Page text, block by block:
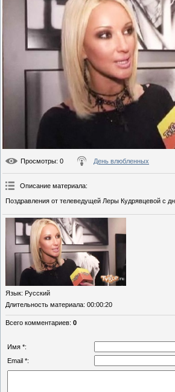
Просмотры: 0 День влюбленных
Описание материала:
Поздравления от телеведущей Леры Кудрявцевой с
Язык: Русский
Длительность материала: 00:00:20
Всего комментариев: 0
Имя *:
Email *: